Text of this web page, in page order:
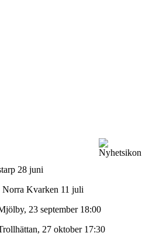
28 juni
Kvarken 11 juli
23 september 18:00
27 oktober 17:30